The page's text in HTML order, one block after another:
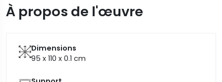
À propos de l'œuvre
Dimensions
95 x 110 x 0.1 cm